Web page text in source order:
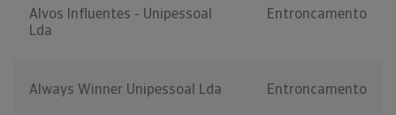
Alvos Influentes - Unipessoal
Lda
Entroncamento
Always Winner Unipessoal Lda Entroncamento